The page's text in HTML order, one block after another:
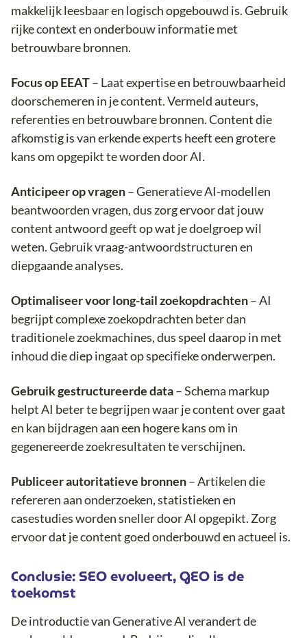
makkelijk leesbaar en logisch opgebouwd is. Gebruik
rijke context en onderbouw informatie met
betrouwbare bronnen.
Focus op EEAT– Laat expertise en betrouwbaarheid
doorschemeren in je content. Vermeld auteurs,
referenties en betrouwbare bronnen. Content die
afkomstig is van erkende experts heeft een grotere
kans om opgepikt te worden door AI.
Anticipeer op vragen– Generatieve AI-modellen
beantwoorden vragen, dus zorg ervoor dat jouw
content antwoord geeft op wat je doelgroep wil
weten. Gebruik vraag-antwoordstructuren en
diepgaande analyses.
Optimaliseer voor long-tail zoekopdrachten– AI
begrijpt complexe zoekopdrachten beter dan
traditionele zoekmachines, dus speel daarop in met
inhoud die diep ingaat op specifieke onderwerpen.
Gebruik gestructureerde data– Schema markup
helpt AI beter te begrijpen waar je content over gaat
en kan bijdragen aan een hogere kans om in
gegenereerde zoekresultaten te verschijnen.
Publiceer autoritatieve bronnen– Artikelen die
refereren aan onderzoeken, statistieken en
casestudies worden sneller door AI opgepikt. Zorg
ervoor dat je content goed onderbouwd en actueel is.
Conclusie: SEO evolueert, GEO is de
toekomst
De introductie van Generative AI verandert de